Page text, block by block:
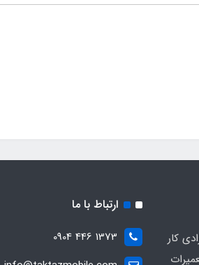
کار
ارتباط با ما
1373 446 0904